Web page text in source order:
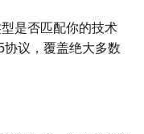
是否匹配你的技术
议，覆盖绝大多数